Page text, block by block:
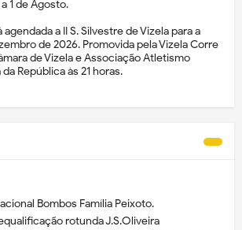
1 de Agosto.
agendada a II S. Silvestre de Vizela para a
de 2026. Promovida pela Vizela Corre
de Vizela e Associação Atletismo
República às 21 horas.
Bombos Família Peixoto.
rotunda J.S.Oliveira